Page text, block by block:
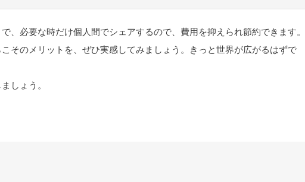
、必要な時だけ個人間でシェアするので、費用を抑えられ節約できます。
そのメリットを、ぜひ実感してみましょう。きっと世界が広がるはずで
しょう。